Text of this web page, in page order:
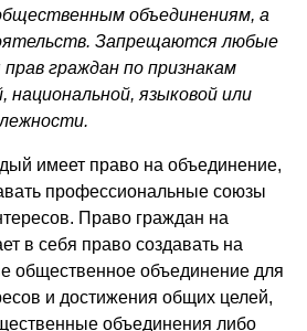
объединениям, а
Запрещаются любые
граждан по признакам
национальной, языковой или
имеет право на объединение,
профессиональные союзы
Право граждан на
в себя право создавать на
общественное объединение для
и достижения общих целей,
объединения либо